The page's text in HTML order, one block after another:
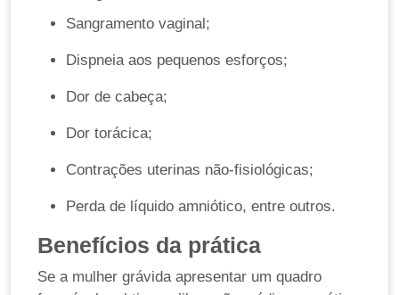
Sangramento vaginal;
Dispneia aos pequenos esforços;
Dor de cabeça;
Dor torácica;
Contrações uterinas não-fisiológicas;
Perda de líquido amniótico, entre outros.
Benefícios da prática
Se a mulher grávida apresentar um quadro